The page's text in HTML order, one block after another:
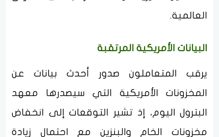
العالمية.
البيانات الأمريكية المرتقبة
يرقب المتعاملون صدور أحدث بيانات عن
المخزونات الأمريكية التي سيصدرها معهد
البترول اليوم، إذ تشير التوقعات إلى انخفاض
مخزونات الخام والبنزين مع احتمال زيادة